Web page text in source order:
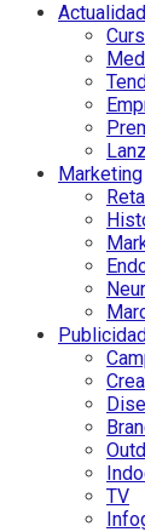
Actualidad
Marketing
Publicidad
TV